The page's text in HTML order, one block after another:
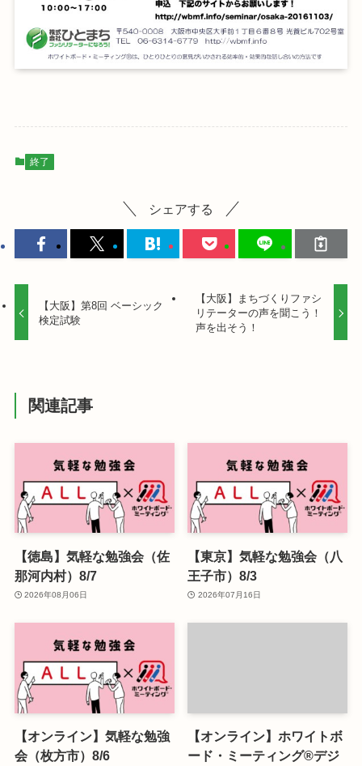
終了
シェアする
【大阪】第8回 ベーシック
検定試験
【大阪】まちづくりファシ
リテーターの声を聞こう！
声を出そう！
関連記事
【徳島】気軽な勉強会（佐
那河内村）8/7
2026年08月06日
【東京】気軽な勉強会（八
王子市）8/3
2026年07月16日
【オンライン】気軽な勉強
会（枚方市）8/6
【オンライン】ホワイトボ
ード・ミーティング®デジ